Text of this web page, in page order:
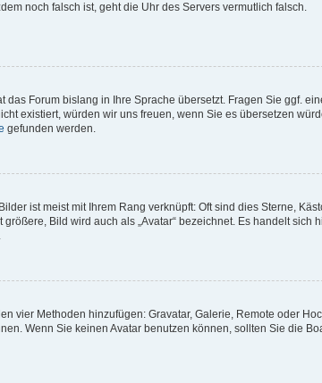
noch falsch ist, geht die Uhr des Servers vermutlich falsch.
Forum bislang in Ihre Sprache übersetzt. Fragen Sie ggf.
existiert, würden wir uns freuen, wenn Sie es übersetzen
gefunden werden.
ist meist mit Ihrem Rang verknüpft: Oft sind dies Sterne,
Bild wird auch als „Avatar“ bezeichnet. Es handelt sich
vier Methoden hinzufügen: Gravatar, Galerie, Remote oder
Wenn Sie keinen Avatar benutzen können, sollten Sie die